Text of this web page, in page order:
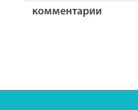
комментарии